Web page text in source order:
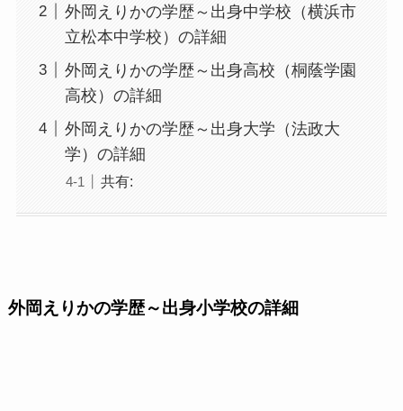
外岡えりかの学歴～出身中学校（横浜市
立松本中学校）の詳細
外岡えりかの学歴～出身高校（桐蔭学園
高校）の詳細
外岡えりかの学歴～出身大学（法政大
学）の詳細
共有:
外岡えりかの学歴～出身小学校の詳細